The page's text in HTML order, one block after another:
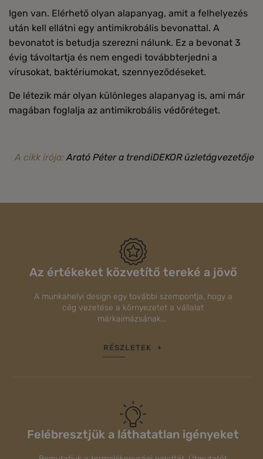
Az értékeket közvetítő tereké a jövő
A munkahelyi design egy további szempontja, hogy a
cég vezetése a környezetet a vállalat
márkaimázsának...
RÉSZLETEK
Felébresztjük a láthatatlan igényeket
Igen van. Elérhető olyan alapanyag, amit a felhelyezés
után kell ellátni egy antimikrobális bevonattal. A
bevonatot is betudja szerezni nálunk. Ez a bevonat 3
évig távoltartja és nem engedi továbbterjedni a
vírusokat, baktériumokat, szennyeződéseket.
De létezik már olyan különleges alapanyag is, ami már
magában foglalja az antimikrobális védőréteget.
A cikk írója:Arató Péter a trendiDEKOR üzletágvezetője